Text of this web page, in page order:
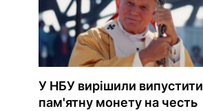
У НБУ вирішили випустити
пам'ятну монету на честь